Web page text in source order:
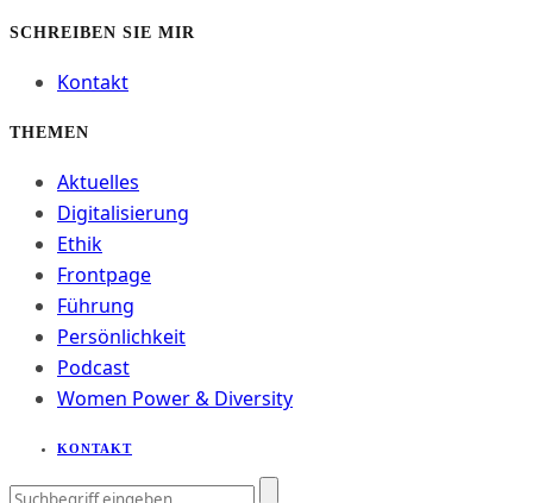
SCHREIBEN SIE MIR
Kontakt
THEMEN
Aktuelles
Digitalisierung
Ethik
Frontpage
Führung
Persönlichkeit
Podcast
Women Power & Diversity
KONTAKT